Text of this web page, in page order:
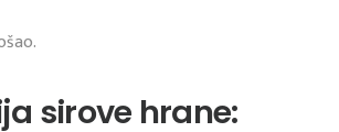
sirove hrane: